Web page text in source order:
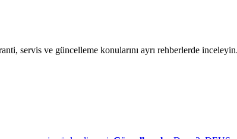
servis ve güncelleme konularını ayrı rehberlerde inceleyin.